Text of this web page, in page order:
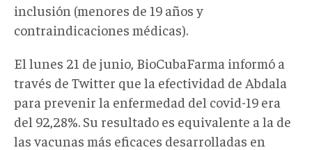
inclusión (menores de 19 años y
contraindicaciones médicas).
El lunes 21 de junio, BioCubaFarma informó a
través de Twitter que la efectividad de Abdala
para prevenir la enfermedad del covid-19 era
del 92,28%. Su resultado es equivalente a la de
las vacunas más eficaces desarrolladas en